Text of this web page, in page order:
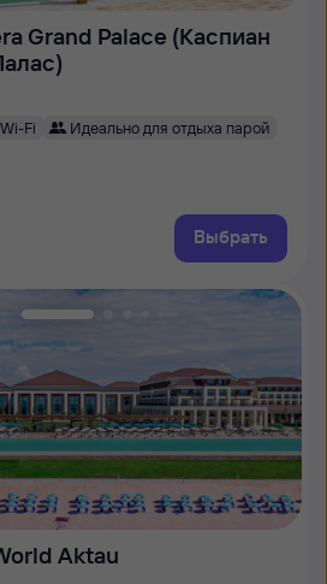
Grand Palace (Каспиан
Wi-Fi Идеально для отдыха парой
Выбрать
Aktau